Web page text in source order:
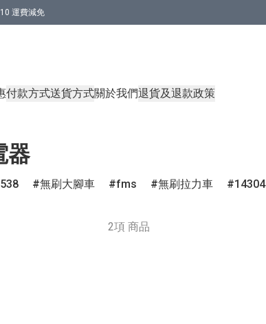
運費減免
付款方式送貨方式關於我們退貨及退款政策
器
538 無刷大腳車 fms 無刷拉力車 14304
2項 商品